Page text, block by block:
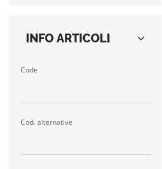
INFO ARTICOLI
Code
Cod. alternative